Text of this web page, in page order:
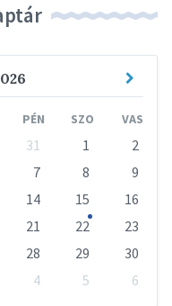
PÉN SZO VAS
31 1
2
7 8
9
14 15
16
21 22
23
28 29
30
4 5
6